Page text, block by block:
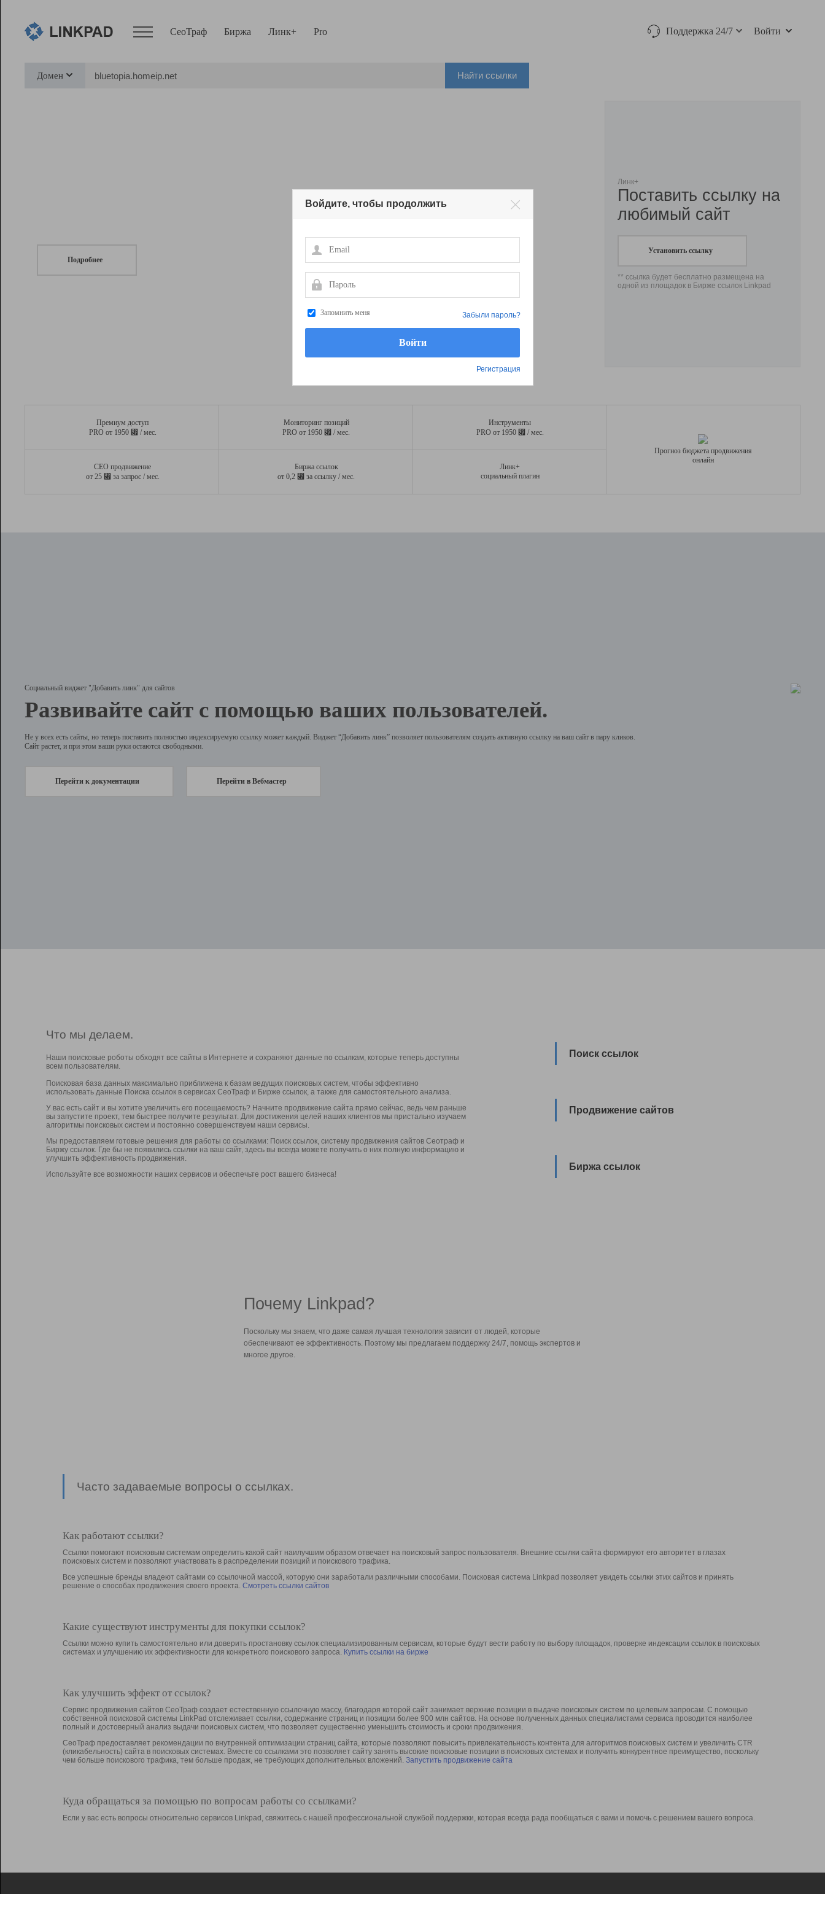
СеоТраф Биржа Линк+ Pro Поддержка 24/7 Войти
Домен Найти ссылки
Подробнее
Линк+
Поставить ссылку на
любимый сайт
Установить ссылку
** ссылка будет бесплатно размещена на
одной из площадок в Бирже ссылок Linkpad
Премиум доступ
PRO от 1950 ⃏ / мес.
Мониторинг позиций
PRO от 1950 ⃏ / мес.
Инструменты
PRO от 1950 ⃏ / мес.
СЕО продвижение
от 25 ⃏ за запрос / мес.
Биржа ссылок
от 0,2 ⃏ за ссылку / мес.
Линк+
социальный плагин
Прогноз бюджета продвижения
онлайн
Социальный виджет "Добавить линк" для сайтов
Развивайте сайт с помощью ваших пользователей.
Не у всех есть сайты, но теперь поставить полностью индексируемую ссылку может каждый. Виджет “Добавить линк” позволяет пользователям создать активную ссылку на ваш сайт в пару кликов.
Сайт растет, и при этом ваши руки остаются свободными.
Перейти к документации Перейти в Вебмастер
Что мы делаем.
Наши поисковые роботы обходят все сайты в Интернете и сохраняют данные по ссылкам, которые теперь доступны
всем пользователям.
Поисковая база данных максимально приближена к базам ведущих поисковых систем, чтобы эффективно
использовать данные Поиска ссылок в сервисах СеоТраф и Бирже ссылок, а также для самостоятельного анализа.
У вас есть сайт и вы хотите увеличить его посещаемость? Начните продвижение сайта прямо сейчас, ведь чем раньше
вы запустите проект, тем быстрее получите результат. Для достижения целей наших клиентов мы пристально изучаем
алгоритмы поисковых систем и постоянно совершенствуем наши сервисы.
Мы предоставляем готовые решения для работы со ссылками: Поиск ссылок, систему продвижения сайтов Сеотраф и
Биржу ссылок. Где бы не появились ссылки на ваш сайт, здесь вы всегда можете получить о них полную информацию и
улучшить эффективность продвижения.
Используйте все возможности наших сервисов и обеспечьте рост вашего бизнеса!
Поиск ссылок
Продвижение сайтов
Биржа ссылок
Почему Linkpad?
Поскольку мы знаем, что даже самая лучшая технология зависит от людей, которые
обеспечивают ее эффективность. Поэтому мы предлагаем поддержку 24/7, помощь экспертов и
многое другое.
Часто задаваемые вопросы о ссылках.
Как работают ссылки?
Ссылки помогают поисковым системам определить какой сайт наилучшим образом отвечает на поисковый запрос пользователя. Внешние ссылки сайта формируют его авторитет в глазах
поисковых систем и позволяют участвовать в раcпределении позиций и поискового трафика.
Все успешные бренды владеют сайтами со ссылочной массой, которую они заработали различными способами. Поисковая система Linkpad позволяет увидеть ссылки этих сайтов и принять
решение о способах продвижения своего проекта. Смотреть ссылки сайтов
Какие существуют инструменты для покупки ссылок?
Ссылки можно купить самостоятельно или доверить простановку ссылок специализированным сервисам, которые будут вести работу по выбору площадок, проверке индексации ссылок в поисковых
системах и улучшению их эффективности для конкретного поискового запроса. Купить ссылки на бирже
Как улучшить эффект от ссылок?
Сервис продвижения сайтов СеоТраф создает естественную ссылочную массу, благодаря которой сайт занимает верхние позиции в выдаче поисковых систем по целевым запросам. С помощью
собственной поисковой системы LinkPad отслеживает ссылки, содержание страниц и позиции более 900 млн сайтов. На основе полученных данных специалистами сервиса проводится наиболее
полный и достоверный анализ выдачи поисковых систем, что позволяет существенно уменьшить стоимость и сроки продвижения.
СеоТраф предоставляет рекомендации по внутренней оптимизации страниц сайта, которые позволяют повысить привлекательность контента для алгоритмов поисковых систем и увеличить CTR
(кликабельность) сайта в поисковых системах. Вместе со ссылками это позволяет сайту занять высокие поисковые позиции в поисковых системах и получить конкурентное преимущество, поскольку
чем больше поискового трафика, тем больше продаж, не требующих дополнительных вложений. Запустить продвижение сайта
Куда обращаться за помощью по вопросам работы со ссылками?
Если у вас есть вопросы относительно сервисов Linkpad, свяжитесь с нашей профессиональной службой поддержки, которая всегда рада пообщаться с вами и помочь с решением вашего вопроса.
Войдите, чтобы продолжить
Email
Пароль
Запомнить меня
Регистрация
Забыли пароль?